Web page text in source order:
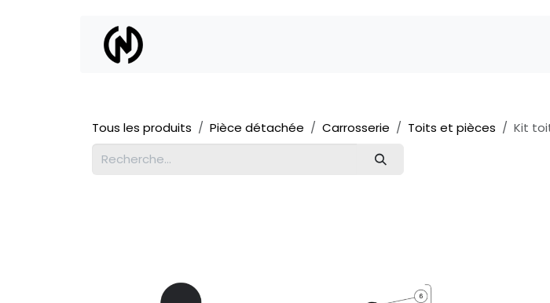
Tous les produits Pièce détachée Carrosserie Toits et pièces Kit